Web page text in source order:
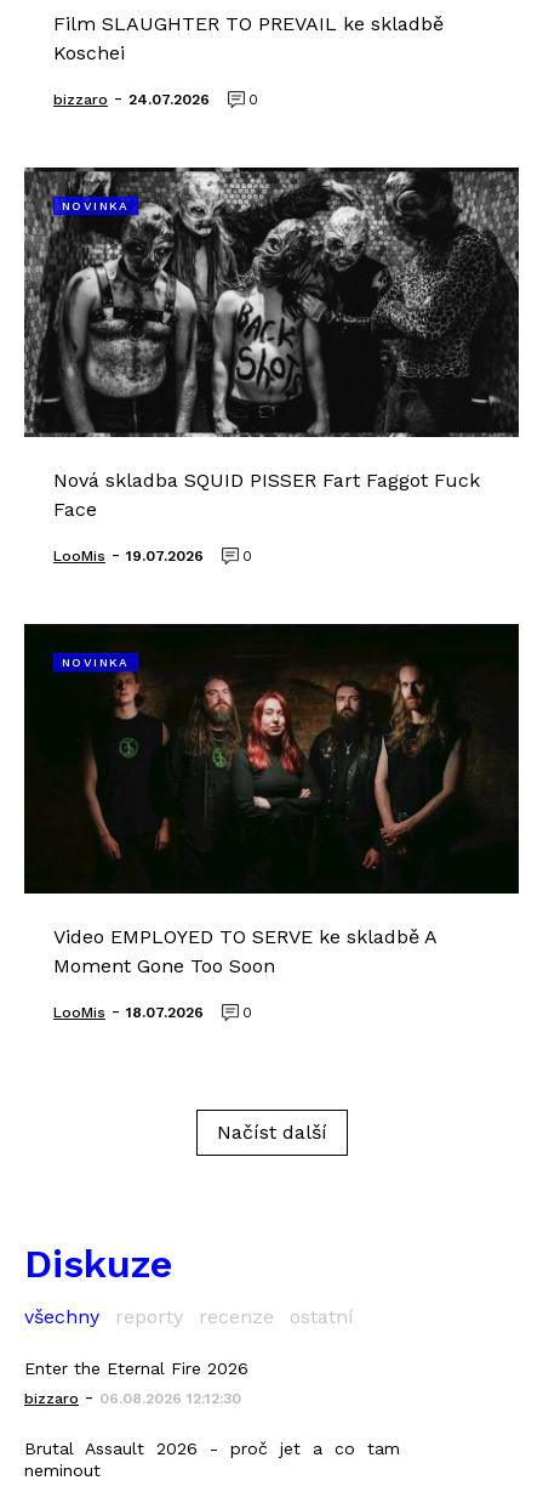
Film SLAUGHTER TO PREVAIL ke skladbě
Koschei
bizzaro - 24.07.2026 0
NOVINKA
Nová skladba SQUID PISSER Fart Faggot Fuck
Face
LooMis - 19.07.2026 0
NOVINKA
Video EMPLOYED TO SERVE ke skladbě A
Moment Gone Too Soon
LooMis - 18.07.2026 0
Načíst další
Diskuze
všechny reporty recenze ostatní
Enter the Eternal Fire 2026
bizzaro - 06.08.2026 12:12:30
Brutal Assault 2026 - proč jet a co tam
neminout